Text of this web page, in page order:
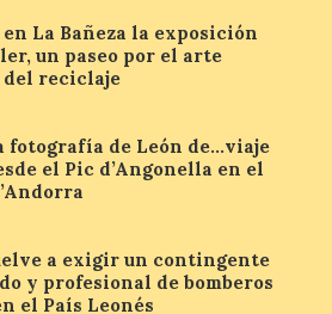
Gobierno
XVII Feria
de El
que pone
la
la artesanía
La Bañeza la exposición
un paseo por el arte
del reciclaje
fotografía de León de…viaje
el Pic d’Angonella en el
a exigir un contingente
y profesional de bomberos
el País Leonés